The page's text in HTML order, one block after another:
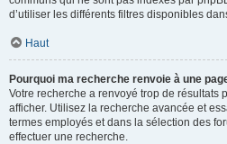
d’utiliser les différents filtres disponibles
Haut
Pourquoi ma recherche renvoie à une
Votre recherche a renvoyé trop de résultats
afficher. Utilisez la recherche avancée et
termes employés et dans la sélection des
effectuer une recherche.